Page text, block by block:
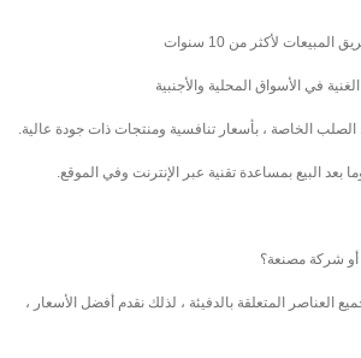
العناصر المتعلقة بالدفيئة ، لذلك نقدم أفضل الأسعار ،